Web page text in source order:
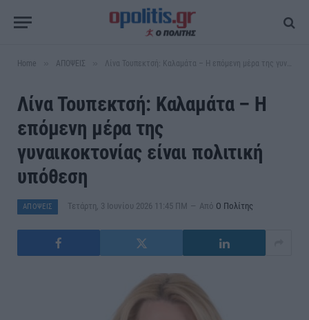
Home ΑΠΟΨΕΙΣ Λίνα Τουπεκτσή: Καλαμάτα – Η επόμενη μέρα της γυναικοκτονίας είναι πολιτική υπόθεση
Λίνα Τουπεκτσή: Καλαμάτα – Η
επόμενη μέρα της
γυναικοκτονίας είναι πολιτική
υπόθεση
ΑΠΟΨΕΙΣ Τετάρτη, 3 Ιουνίου 2026 11:45 ΠΜ Από Ο Πολίτης